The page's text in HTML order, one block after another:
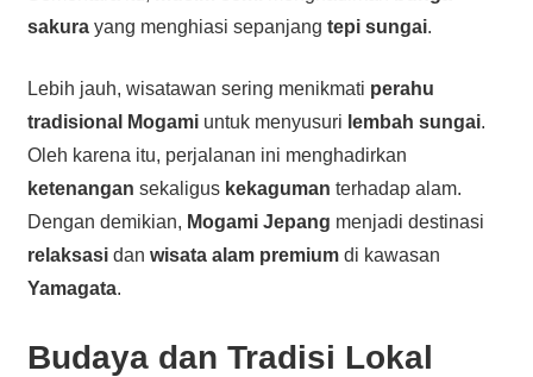
sakurayang menghiasi sepanjang tepi sungai.
Lebih jauh, wisatawan sering menikmati perahu
tradisional Mogamiuntuk menyusuri lembah sungai.
Oleh karena itu, perjalanan ini menghadirkan
ketenangan sekaligus kekaguman terhadap alam.
Dengan demikian, Mogami Jepang menjadi destinasi
relaksasidan wisata alam premiumdi kawasan
Yamagata.
Budaya dan Tradisi Lokal